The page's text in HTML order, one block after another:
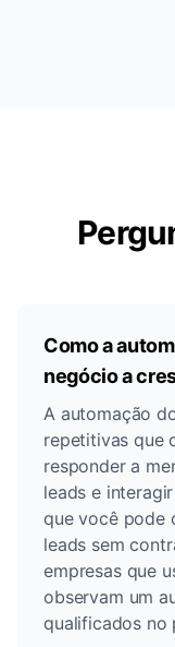
Como a
negócio a
A automação
repetitivas que
responder a
leads e
que você pode
leads sem
empresas que
observam um
qualificados no